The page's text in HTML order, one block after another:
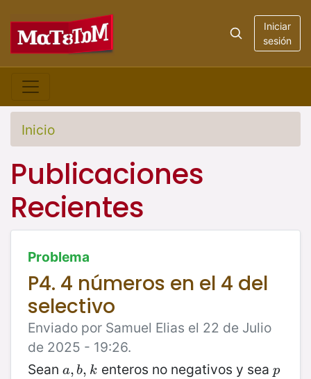
Iniciar
sesión
Inicio
Publicaciones
Recientes
Problema
P4. 4 números en el 4 del
selectivo
Enviado por Samuel Elias el 22 de Julio
de 2025 - 19:26.
Sean a, b, k
a,b,k enteros no negativos y sea p
p